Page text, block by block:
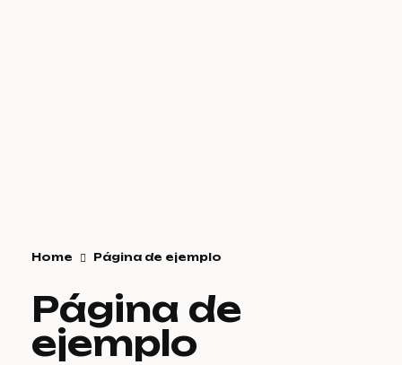
Home Página de ejemplo
Página de
ejemplo